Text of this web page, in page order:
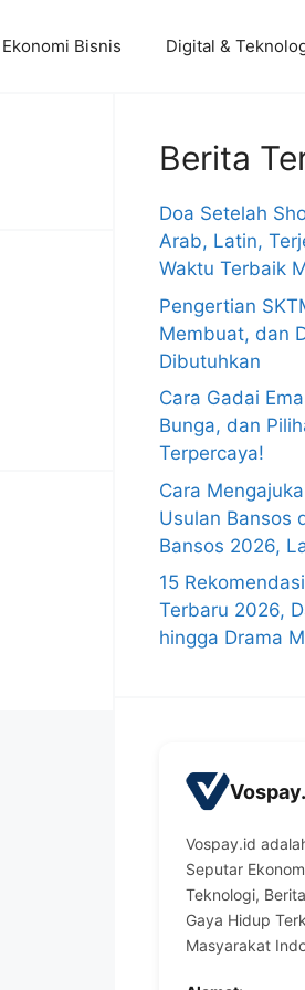
Ekonomi Bisnis Digital &
Berita
Doa Setelah
Arab, Latin,
Waktu Terbaik
Pengertian
Membuat, dan
Dibutuhkan
Cara Gadai
Bunga, dan
Terpercaya!
Cara
Usulan Bansos
Bansos 2026,
15
Terbaru 2026,
hingga Drama
Vospay.id
Seputar
Teknologi,
Gaya Hidup
Masyarakat